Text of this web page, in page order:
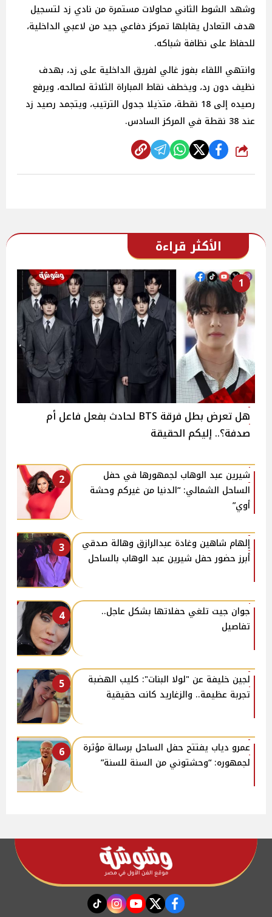
وشهد الشوط الثاني محاولات مستمرة من نادي زد لتسجيل
هدف التعادل يقابلها تمركز دفاعي جيد من لاعبي الداخلية،
للحفاظ على نظافة شباكه.
وانتهي اللقاء بفوز غالي لفريق الداخلية على زد، بهدف
نظيف دون رد، ويخطف نقاط المباراة الثلاثة لصالحه، ويرفع
رصيده إلى 18 نقطة، متذيلا جدول الترتيب، ويتجمد رصيد زد
عند 38 نقطة في المركز السادس.
شارك
الأكثر قراءة
1
هل تعرض بطل فرقة BTS لحادث بفعل فاعل أم
صدفة؟.. إليكم الحقيقة
2
شيرين عبد الوهاب لجمهورها في حفل
الساحل الشمالي: “الدنيا من غيركم وحشة
أوي”
3
إلهام شاهين وغادة عبدالرازق وهالة صدقي
أبرز حضور حفل شيرين عبد الوهاب بالساحل
4
جوان جيت تلغي حفلاتها بشكل عاجل..
تفاصيل
5
لجين خليفة عن "لولا البنات": كليب الهضبة
تجربة عظيمة.. والزغاريد كانت حقيقية
6
عمرو دياب يفتتح حفل الساحل برسالة مؤثرة
لجمهوره: “وحشتوني من السنة للسنة”
facebook
twitter
youtube
instagram
tiktok